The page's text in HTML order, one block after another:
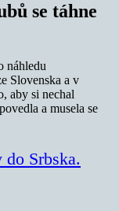
se táhne
náhledu
Slovenska a v
aby si nechal
a musela se
Srbska.